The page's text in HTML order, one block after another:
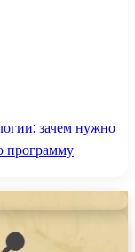
зачем нужно
программу